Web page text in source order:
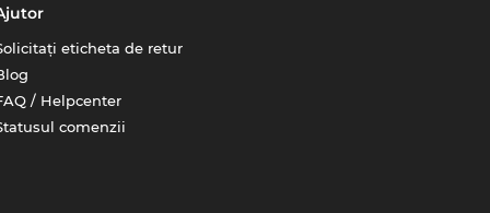
eticheta de retur
/ Helpcenter
comenzii